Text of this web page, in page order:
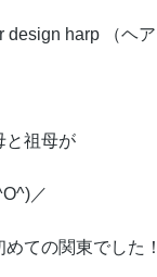
harp （ヘ
と祖母が
／
ての関東でした！